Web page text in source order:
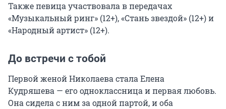
Также певица участвовала в передачах
«Музыкальный ринг» (12+), «Стань звездой» (12+) и
«Народный артист» (12+).
До встречи с тобой
Первой женой Николаева стала Елена
Кудряшева — его одноклассница и первая любовь.
Она сидела с ним за одной партой, и оба